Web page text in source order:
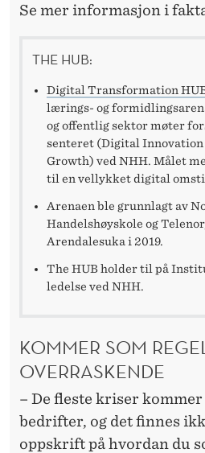
Se mer informasjon i
THE HUB:
Digital Transformation
lærings- og
og offentlig sektor møter
senteret (Digital
Growth) ved NHH. Målet
til en vellykket digital
Arenaen ble grunnlagt av
Handelshøyskole og
Arendalesuka i 2019.
The HUB holder til på
ledelse ved NHH.
KOMMER SOM REGEL
OVERRASKENDE
– De fleste kriser
bedrifter, og det finnes
oppskrift på hvordan du